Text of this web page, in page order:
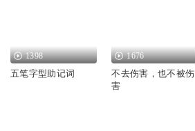
1398
五笔字型助记词
1676
不去伤害，也不被伤
害